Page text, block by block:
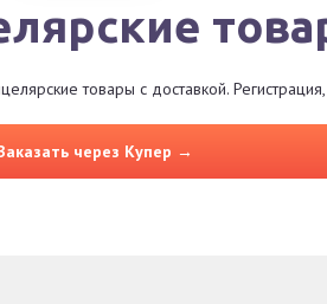
товары с доставкой.
через Купер →